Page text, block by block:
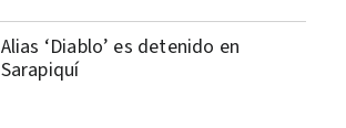
Alias ‘Diablo’ es detenido en
Sarapiquí